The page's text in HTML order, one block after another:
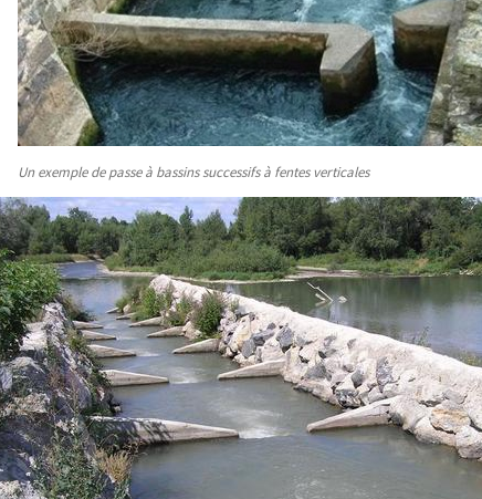
Un exemple de passe à bassins successifs à fentes verticales